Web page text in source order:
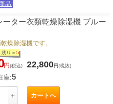
品
ター衣類乾燥除湿機 ブルー
燥除湿機です。
り＝5
円(税込) 22,800円(税抜)
庫:5
＋ カートへ